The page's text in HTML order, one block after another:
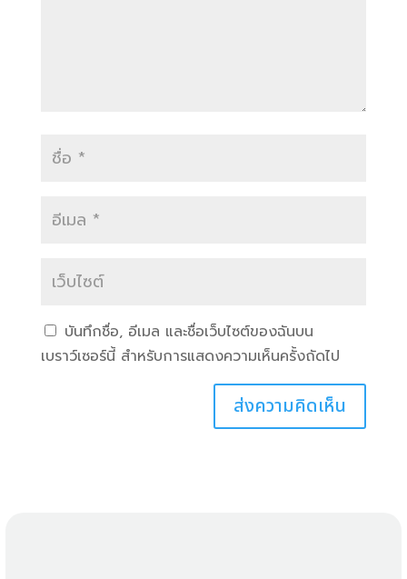
บันทึกชื่อ, อีเมล และชื่อเว็บไซต์ของฉันบน
เบราว์เซอร์นี้ สำหรับการแสดงความเห็นครั้งถัดไป